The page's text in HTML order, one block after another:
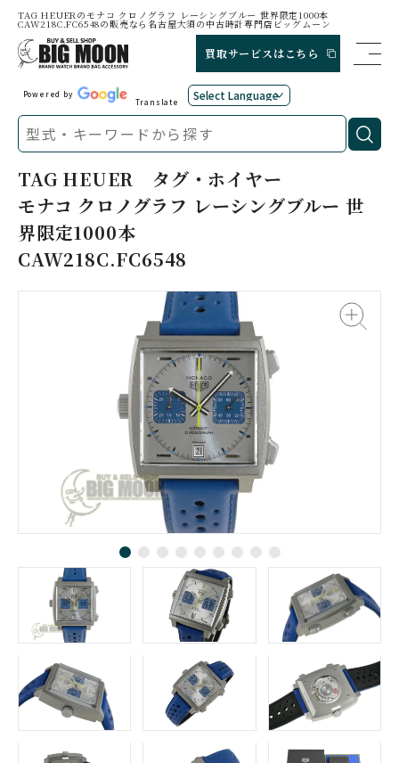
TAG HEUERのモナコ クロノグラフ レーシングブルー 世界限定1000本
CAW218C.FC6548の販売なら名古屋大須の中古時計専門店ビッグムーン
買取サービスはこちら
Powered by
Translate
TAG HEUER タグ・ホイヤー
モナコ クロノグラフ レーシングブルー 世
界限定1000本
CAW218C.FC6548